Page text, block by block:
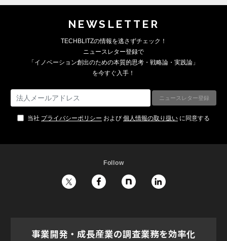
NEWSLETTER
TECHBLITZの情報を逃さずチェック！
ニュースレター登録で
「イノベーション創出のための本質的思考・戦略論・実践論」
を今すぐ入手！
当社 プライバシーポリシー および 個人情報の取り扱い に同意する
Follow
事業開発・成長産業の調査業務を効率化